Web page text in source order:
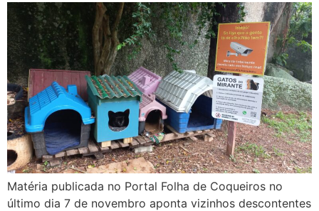
Matéria publicada no Portal Folha de Coqueiros no
último dia 7 de novembro aponta vizinhos descontentes